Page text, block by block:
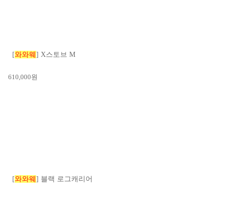
[와와웨 ] X스토브 M
610,000원
[와와웨 ] 블랙 로그캐리어